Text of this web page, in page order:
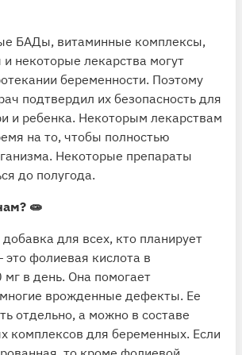
БАДы, витаминные комплексы,
некоторые лекарства могут
беременности. Поэтому
подтвердил их безопасность для
и ребенка. Некоторым лекарствам
на то, чтобы полностью
Некоторые препараты
до полугода.
🧫
добавка для всех, кто планирует
фолиевая кислота в
мг в день. Она помогает
врожденные дефекты. Ее
отдельно, а можно в составе
комплексов для беременных. Если